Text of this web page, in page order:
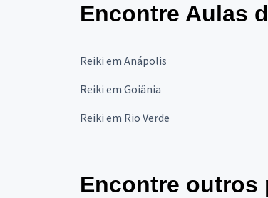
Encontre Aulas
Reiki em Anápolis
Reiki em Goiânia
Reiki em Rio Verde
Encontre